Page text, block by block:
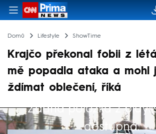
Domů Lifestyle ShowTime
Krajčo překonal fobii z
mě popadla ataka a mohl
ždímat oblečení, říká
Žádná položka z
dostupná.
Výběr redakce